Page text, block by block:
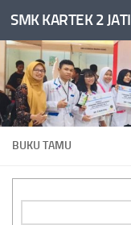
Skip to content
SMK KARTEK 2
BUKU TAMU